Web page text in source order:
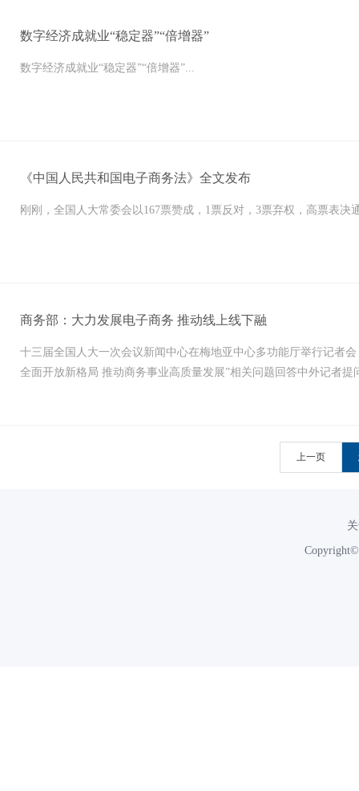
数字经济成就业“稳定器”“倍增器”
数字经济成就业“稳定器”“倍增器”...
《中国人民共和国电子商务法》全文发布
刚刚，全国人大常委会以167票赞成，1票反对，3票弃权，高票表
商务部：大力发展电子商务 推动线上线下融
十三届全国人大一次会议新闻中心在梅地亚中心多功能厅举行记者
全面开放新格局 推动商务事业高质量发展”相关问题回答中外记者提
上一页